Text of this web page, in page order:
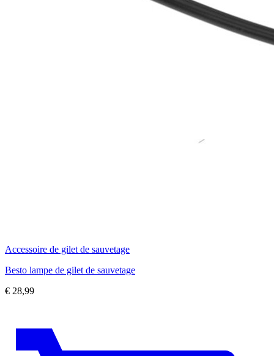
Accessoire de gilet de sauvetage
Besto lampe de gilet de sauvetage
€ 28,99